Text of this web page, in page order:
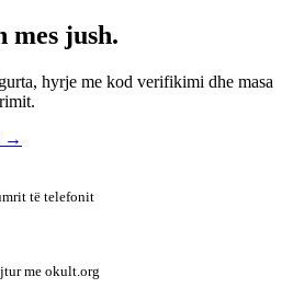
mes jush.
hyrje me kod verifikimi dhe masa
→
të telefonit
me okult.org